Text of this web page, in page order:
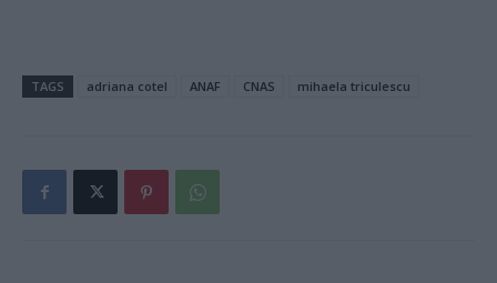
TAGS adriana cotel ANAF CNAS mihaela triculescu